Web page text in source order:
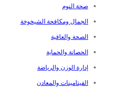
صحة النوم
الجمال ومكافحة الشيخوخة
الصحة والعافية
الحصانة والحماية
إدارة الوزن والرياضة
الفيتامينات والمعادن